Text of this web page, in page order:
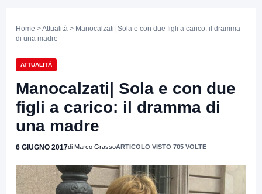
Home >Attualità > Manocalzati| Sola e con due figli a carico: il dramma
di una madre
ATTUALITÀ
Manocalzati| Sola e con due
figli a carico: il dramma di
una madre
6 GIUGNO 2017di Marco GrassoARTICOLO VISTO 705 VOLTE